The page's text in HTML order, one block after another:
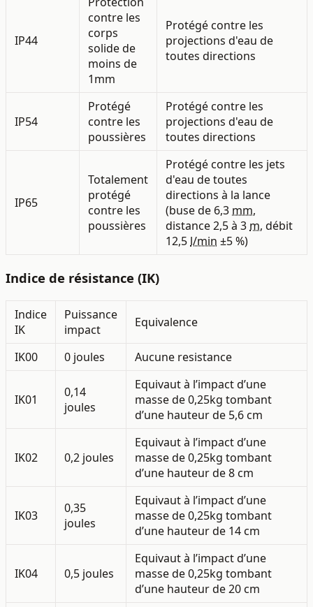
IP44
contre les
corps
solide de
moins de
1mm
Protégé contre les
projections d'eau de
toutes directions
IP54
Protégé
contre les
poussières
Protégé contre les
projections d'eau de
toutes directions
IP65
Totalement
protégé
contre les
poussières
Protégé contre les jets
d'eau de toutes
directions à la lance
(buse de 6,3 mm,
distance 2,5 à 3 m, débit
12,5 l/min ±5 %)
Indice de résistance (IK)
Indice
IK
Puissance
impact
Equivalence
IK00 0 joules Aucune resistance
IK01
0,14
joules
Equivaut à l’impact d’une
masse de 0,25kg tombant
d’une hauteur de 5,6 cm
IK02 0,2 joules
Equivaut à l’impact d’une
masse de 0,25kg tombant
d’une hauteur de 8 cm
IK03
0,35
joules
Equivaut à l’impact d’une
masse de 0,25kg tombant
d’une hauteur de 14 cm
IK04 0,5 joules
Equivaut à l’impact d’une
masse de 0,25kg tombant
d’une hauteur de 20 cm